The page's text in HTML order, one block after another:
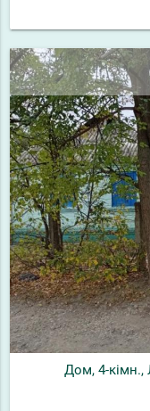
Дом, 4-кімн.,